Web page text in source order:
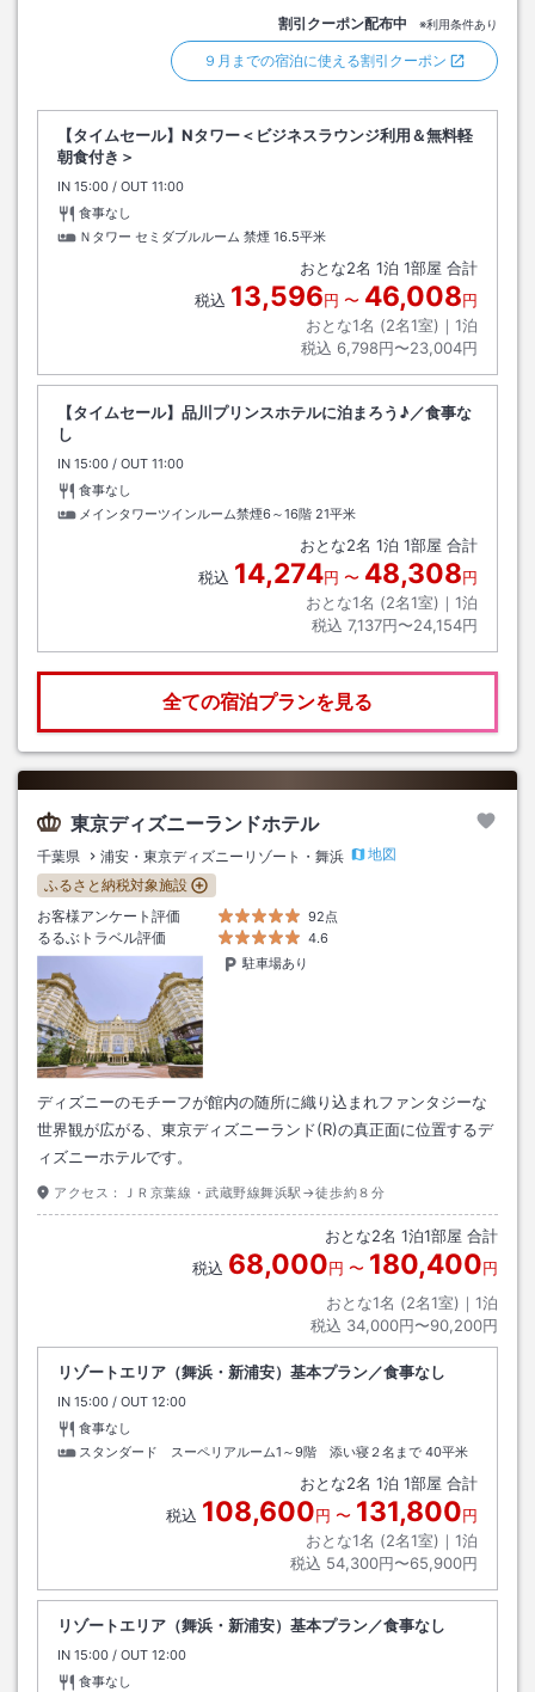
割引クーポン配布中 ※利用条件あり
９月までの宿泊に使える割引クーポン
【タイムセール】Nタワー＜ビジネスラウンジ利用＆無料軽
朝食付き＞
IN チェックイン
15:00 / OUT チェックアウト
11:00
食事なし
Ｎタワー セミダブルルーム 禁煙 16.5平米
おとな2名 1泊 1部屋 合計
税込 13,596円 〜 46,008円
おとな1名 (2名1室)｜ 1泊
税込 6,798円〜23,004円
【タイムセール】品川プリンスホテルに泊まろう♪／食事な
し
IN チェックイン
15:00 / OUT チェックアウト
11:00
食事なし
メインタワーツインルーム禁煙6～16階 21平米
おとな2名 1泊 1部屋 合計
税込 14,274円 〜 48,308円
おとな1名 (2名1室)｜ 1泊
税込 7,137円〜24,154円
全ての宿泊プランを見る
東京ディズニーランドホテル
千葉県 浦安・東京ディズニーリゾート・舞浜
地図
ふるさと納税対象施設
お客様アンケート評価
92点
るるぶトラベル評価
4.6
駐車場あり
ディズニーのモチーフが館内の随所に織り込まれファンタジーな
世界観が広がる、東京ディズニーランド(R)の真正面に位置するデ
ィズニーホテルです。
アクセス： ＪＲ京葉線・武蔵野線舞浜駅→徒歩約８分
おとな2名 1泊1部屋 合計
税込 68,000円 〜 180,400円
おとな1名 (2名1室)｜ 1泊
税込 34,000円〜90,200円
リゾートエリア（舞浜・新浦安）基本プラン／食事なし
IN チェックイン
15:00 / OUT チェックアウト
12:00
食事なし
スタンダード スーペリアルーム1～9階 添い寝２名まで 40平米
おとな2名 1泊 1部屋 合計
税込 108,600円 〜 131,800円
おとな1名 (2名1室)｜ 1泊
税込 54,300円〜65,900円
リゾートエリア（舞浜・新浦安）基本プラン／食事なし
IN チェックイン
15:00 / OUT チェックアウト
12:00
食事なし